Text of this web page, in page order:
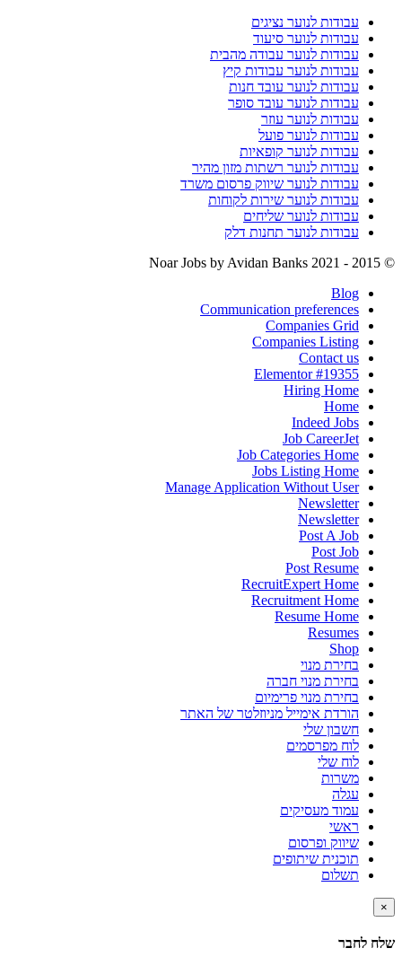
עבודות לנוער נציגים
עבודות לנוער סיעוד
עבודות לנוער עבודה מהבית
עבודות לנוער עבודות קיץ
עבודות לנוער עובד חנות
עבודות לנוער עובד סופר
עבודות לנוער עוזר
עבודות לנוער פועל
עבודות לנוער קופאיות
עבודות לנוער רשתות מזון מהיר
עבודות לנוער שיווק פרסום משרד
עבודות לנוער שירות לקוחות
עבודות לנוער שליחים
עבודות לנוער תחנות דלק
© 2015 - 2021 Noar Jobs
by Avidan Banks
Blog
Communication preferences
Companies Grid
Companies Listing
Contact us
Elementor #19355
Hiring Home
Home
Indeed Jobs
Job CareerJet
Job Categories Home
Jobs Listing Home
Manage Application Without User
Newsletter
Newsletter
Post A Job
Post Job
Post Resume
RecruitExpert Home
Recruitment Home
Resume Home
Resumes
Shop
בחירת מנוי
בחירת מנוי חברה
בחירת מנוי פרימיום
הורדת אימייל מניוזלטר של האתר
חשבון שלי
לוח מפרסמים
לוח שלי
משרות
עגלה
עמוד מעסיקים
ראשי
שיווק ופרסום
תוכנית שיתופים
תשלום
×
שלח לחבר